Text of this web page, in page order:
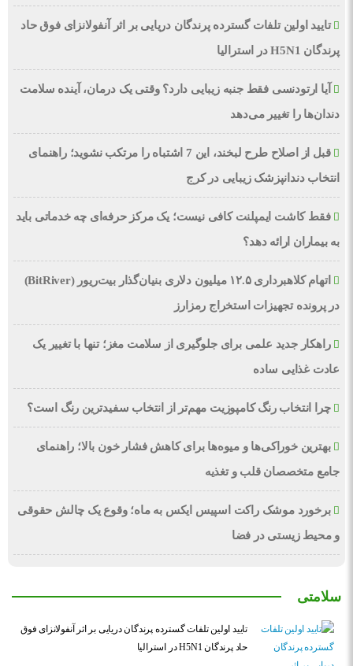
تایید اولین تلفات گسترده پرندگان دریایی بر اثر آنفولانزای فوق حاد
پرندگان H5N1 در استرالیا
آیا ارتودنسی فقط جنبه زیبایی دارد؟ وقتی یک درمان، آینده سلامت
دندان‌ها را تغییر می‌دهد
قبل از اصلاح طرح لبخند، این 7 اشتباه را مرتکب نشوید؛ راهنمای
انتخاب دندانپزشک زیبایی در کرج
فقط کاشت ایمپلنت کافی نیست؛ یک مرکز حرفه‌ای چه خدماتی باید
به بیماران ارائه دهد؟
اتهام کلاهبرداری ۱۲.۵ میلیون دلاری بنیان‌گذار بیت‌ریور (BitRiver)
در پرونده تجهیزات استخراج رمزارز
راهکار جدید علمی برای جلوگیری از سلامت مغز؛ تنها با تغییر یک
عادت غذایی ساده
چرا انتخاب رنگ کامپوزیت مهم‌تر از انتخاب سفیدترین رنگ است؟
بهترین خوراکی‌ها و میوه‌ها برای کاهش فشار خون بالا؛ راهنمای
جامع متخصصان قلب و تغذیه
برخورد موشک راکت اسپیس ایکس به ماه؛ وقوع یک چالش حقوقی
و محیط زیستی در فضا
سلامتی
تایید اولین تلفات گسترده پرندگان دریایی بر اثر آنفولانزای فوق
حاد پرندگان H5N1 در استرالیا